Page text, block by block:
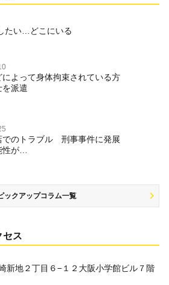
たい…どこにいる
によって身体拘束されている方
を派遣
でのトラブル 刑事事件に発展
が…
ックアップコラム一覧
セス
新地２丁目６−１２大阪小学館ビル７階